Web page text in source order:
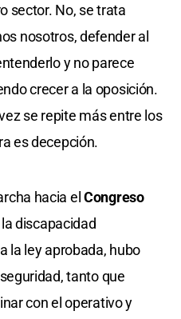
sector. No, se trata
nosotros, defender al
y no parece
crecer a la oposición.
se repite más entre los
es decepción.
hacia elCongreso
discapacidad
la ley aprobada, hubo
tanto que
con el operativo y